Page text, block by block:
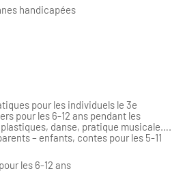
handicapées
pour les individuels le 3e
pour les 6-12 ans pendant les
danse, pratique musicale….
– enfants, contes pour les 5-11
les 6-12 ans